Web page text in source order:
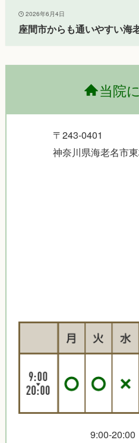
2026年6月4日
座間市からも通いやすい海
当院
〒243-0401
神奈川県海老名市
9:00-20:00